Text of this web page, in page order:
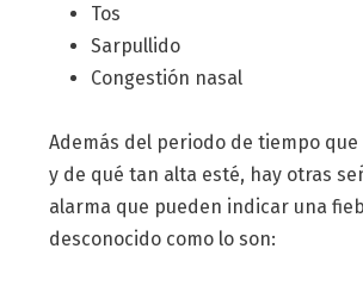
Tos
Sarpullido
Congestión nasal
Además del periodo de tiempo
y de qué tan alta esté, hay otras
alarma que pueden indicar una
desconocido como lo son: